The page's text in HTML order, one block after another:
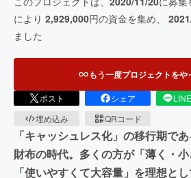
により 2,929,000円の資金を集め、
ました
もう一度プロジェクトをや
ポスト シェア
埋め込み
QRコード
「キャッシュレス化」の移行期で
財布の時代。多くの方が「薄く・
「使いやすくて大容量」を理想と